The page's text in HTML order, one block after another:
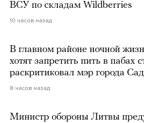
ВСУ по складам Wildberries
10 часов назад
В главном районе ночной
хотят запретить пить в пабах
раскритиковал мэр города
8 часов назад
Министр обороны Литвы